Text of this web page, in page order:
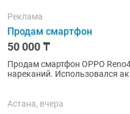
Реклама
Продам смартфон
50 000 ₸
Продам смартфон OPPO Reno4 Lite (б/у) 📱 Телефон в хорошем
нареканий. Использовался аккуратно. Характеристики: Модель: OPPO
Астана, вчера